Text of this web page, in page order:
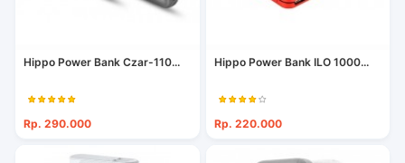
Hippo Power Bank Czar-110...
Rp. 290.000
Hippo Power Bank ILO 1000...
Rp. 220.000